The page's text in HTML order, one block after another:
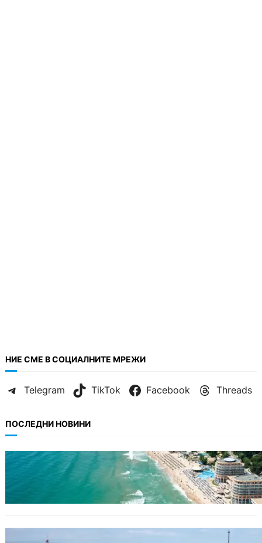
НИЕ СМЕ В СОЦИАЛНИТЕ МРЕЖИ
Telegram TikTok Facebook Threads
ПОСЛЕДНИ НОВИНИ
ИКОНОМИКА
Интерактивна карта показва всички водни
бази по Черноморието